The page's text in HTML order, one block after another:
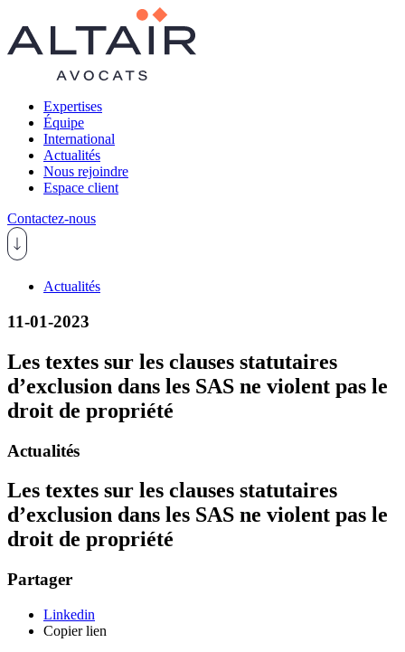
Expertises
Équipe
International
Actualités
Nous rejoindre
Espace client
Contactez-nous
Actualités
11-01-2023
Les textes sur les clauses statutaires
d’exclusion dans les SAS ne violent pas le
droit de propriété
Actualités
Les textes sur les clauses statutaires
d’exclusion dans les SAS ne violent pas le
droit de propriété
Partager
Linkedin
Copier lien